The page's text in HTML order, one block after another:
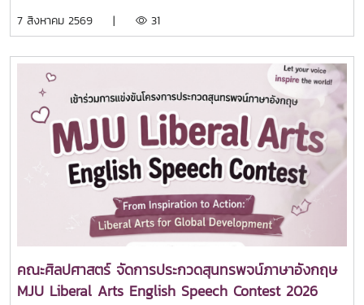
Institute ประเทศนิวซีแลนด์ ณ ห้อง 404 อาคารประเสริฐ ณ
Mr. Jason D. Sheen ได้ร่วมแลกเปลี่ยนและแนะนำข้อมูลด้านการ
ศึกษาที่ IPU New Zealand Tertiary Institute ให้กับนักศึกษา
คณะฯ พร้อมทั้งได้ร่วมการลงนามความร่วมมือ MOU กับทาง
มหาวิทยาลัยแม่โจ้ โดยคณะศิลปศาสตร์ร่วมเป็นพยานในการลง
นามครั้งนี้คณะศิลปศาสตร์ มหาวิทยาลัยแม่โจ้ มุ่งมั่นในการขยาย
เครือข่ายความร่วมมือกับสถาบันการศึกษาชั้นนำจากต่างประเทศ
เพื่อเปิดโอกาสให้นักศึกษาและบุคลากรได้พัฒนาศักยภาพด้าน
วิชาการ ภาษา และทักษะความเป็นพลเมืองโลก พร้อมยกระดับ
คุณภาพการศึกษาให้สอดคล้องกับบริบทสากลอย่างยั่งยืน
7 สิงหาคม 2569 | 31
คณะศิลปศาสตร์ จัดการประกวดสุนทรพจน์ภาษาอังกฤษ
MJU Liberal Arts English Speech Contest 2026